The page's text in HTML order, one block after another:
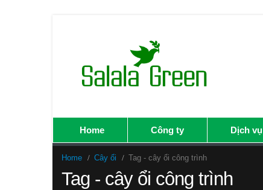
Home Công ty Dịch vụ
Home Cây ổi Tag - cây ổi công trình
Tag - cây ổi công trình